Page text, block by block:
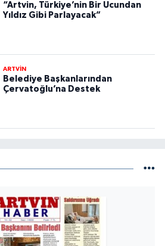
“Artvin, Türkiye’nin Bir Ucundan
Yıldız Gibi Parlayacak”
ARTVİN
Belediye Başkanlarından
Çervatoğlu’na Destek